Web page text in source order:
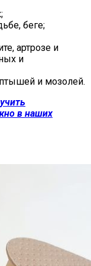
беге;
артрозе и
и
и мозолей.
в наших